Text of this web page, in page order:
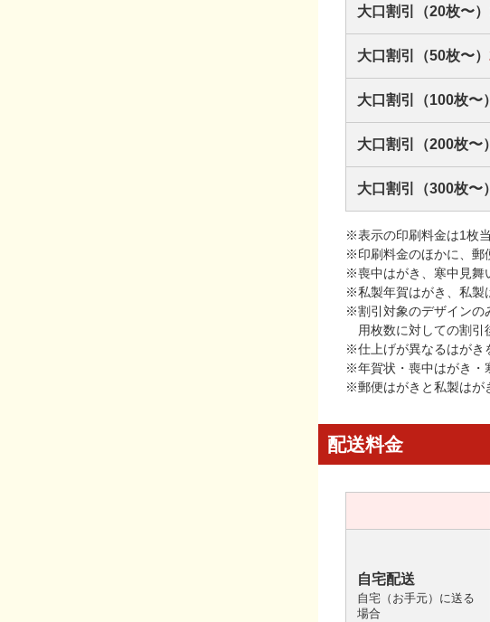
大口割引（20枚〜）
大口割引（50枚〜）
大口割引（100枚〜）
大口割引（200枚〜）
大口割引（300枚〜）
※表示の印刷料金は1枚
※印刷料金のほかに、郵
※喪中はがき、寒中見舞
※私製年賀はがき、私製
※割引対象のデザインの
用枚数に対しての割引
※仕上げが異なるはがき
※年賀状・喪中はがき・
※郵便はがきと私製はが
配送料金
自宅配送
自宅（お手元）に送る
場合